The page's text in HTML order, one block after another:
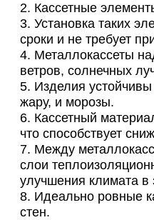
Кассетные
Установка таких
сроки и не требует
Металлокассеты
ветров, солнечных
Изделия
жару, и морозы.
Кассетный
что способствует
Между
слои
улучшения климата в
Идеально ровные
стен.